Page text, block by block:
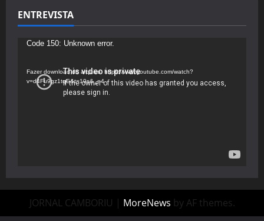
ENTREVISTA
Tocador
vídeo
Code 150: Unknown error.
Fazer download do arquivo: https://www.youtube.com/watch?
v=d4Fu9gz1tqE&t=19s&_=4
JORNAL CAMBORIU | MoreNews by AF themes.